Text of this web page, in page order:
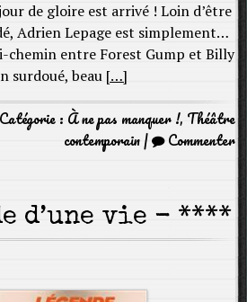
de gloire est arrivé ! Loin d’être
Adrien Lepage est simplement…
chemin entre Forest Gump et Billy
surdoué, beau […]
Catégorie : À ne pas manquer !, Théâtre
contemporain| Commenter
d’une vie - ****